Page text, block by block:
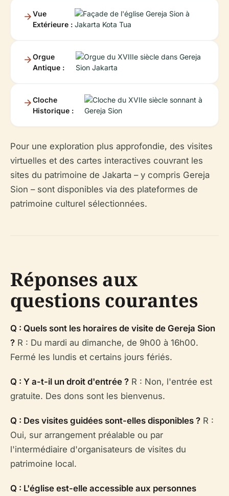
Vue
Extérieure :
Orgue
Antique :
Cloche
Historique :
Pour une exploration plus approfondie, des visites
virtuelles et des cartes interactives couvrant les
sites du patrimoine de Jakarta – y compris Gereja
Sion – sont disponibles via des plateformes de
patrimoine culturel sélectionnées.
Réponses aux
questions courantes
Q : Quels sont les horaires de visite de Gereja Sion
? R : Du mardi au dimanche, de 9h00 à 16h00.
Fermé les lundis et certains jours fériés.
Q : Y a-t-il un droit d'entrée ? R : Non, l'entrée est
gratuite. Des dons sont les bienvenus.
Q : Des visites guidées sont-elles disponibles ? R :
Oui, sur arrangement préalable ou par
l'intermédiaire d'organisateurs de visites du
patrimoine local.
Q : L'église est-elle accessible aux personnes